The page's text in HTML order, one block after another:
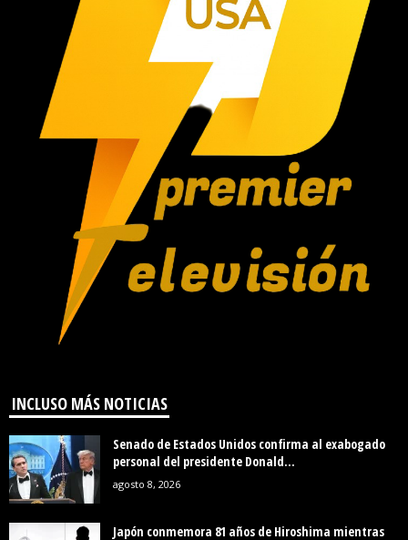
INCLUSO MÁS NOTICIAS
Senado de Estados Unidos confirma al exabogado
personal del presidente Donald...
agosto 8, 2026
Japón conmemora 81 años de Hiroshima mientras